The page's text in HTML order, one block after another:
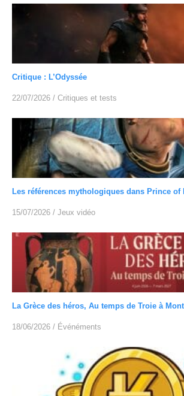
Critique : L’Odyssée
22/07/2026 / Critiques et tests
Les références mythologiques dans Prince of
15/07/2026 / Jeux vidéo
La Grèce des héros, Au temps de Troie à
18/06/2026 / Événéments